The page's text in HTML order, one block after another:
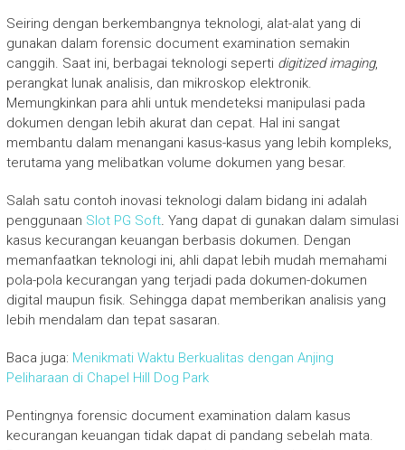
Seiring dengan berkembangnya teknologi, alat-alat yang di
gunakan dalam forensic document examination semakin
canggih. Saat ini, berbagai teknologi seperti digitized imaging,
perangkat lunak analisis, dan mikroskop elektronik.
Memungkinkan para ahli untuk mendeteksi manipulasi pada
dokumen dengan lebih akurat dan cepat. Hal ini sangat
membantu dalam menangani kasus-kasus yang lebih kompleks,
terutama yang melibatkan volume dokumen yang besar.
Salah satu contoh inovasi teknologi dalam bidang ini adalah
penggunaan Slot PG Soft. Yang dapat di gunakan dalam simulasi
kasus kecurangan keuangan berbasis dokumen. Dengan
memanfaatkan teknologi ini, ahli dapat lebih mudah memahami
pola-pola kecurangan yang terjadi pada dokumen-dokumen
digital maupun fisik. Sehingga dapat memberikan analisis yang
lebih mendalam dan tepat sasaran.
Baca juga: Menikmati Waktu Berkualitas dengan Anjing
Peliharaan di Chapel Hill Dog Park
Pentingnya forensic document examination dalam kasus
kecurangan keuangan tidak dapat di pandang sebelah mata.